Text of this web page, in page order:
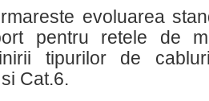
evoluarea
pentru retele de
tipurilor de
Cat.6.